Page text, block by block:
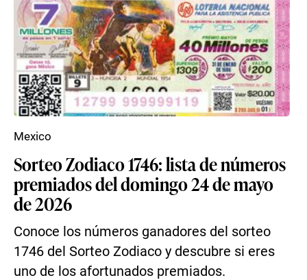
Sorteo Zodiaco 1746: lista de números
premiados del domingo 24 de mayo
de 2026
Conoce los números ganadores del sorteo
1746 del Sorteo Zodiaco y descubre si eres
uno de los afortunados premiados.
Mexico